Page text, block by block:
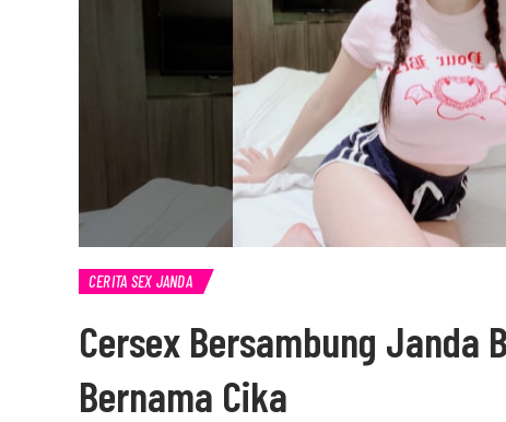
CERITA SEX JANDA
Cersex Bersambung Janda
Bernama Cika